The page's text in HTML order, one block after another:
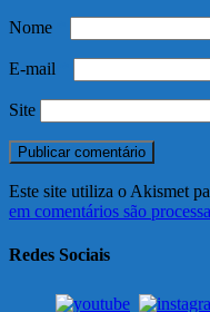
Nome
E-mail
Site
Este site utiliza o Akismet
em comentários são
Redes Sociais